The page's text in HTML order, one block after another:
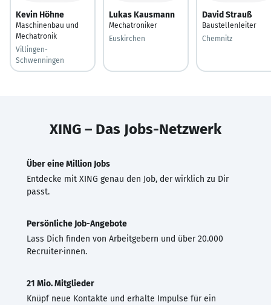
Kevin Höhne
Maschinenbau und
Mechatronik
Villingen-
Schwenningen
Lukas Kausmann
Mechatroniker
Euskirchen
David Strauß
Baustellenleiter
Chemnitz
XING – Das Jobs-Netzwerk
Über eine Million Jobs
Entdecke mit XING genau den Job, der wirklich zu Dir
passt.
Persönliche Job-Angebote
Lass Dich finden von Arbeitgebern und über 20.000
Recruiter·innen.
21 Mio. Mitglieder
Knüpf neue Kontakte und erhalte Impulse für ein